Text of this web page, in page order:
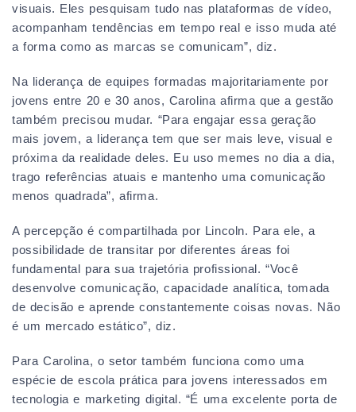
visuais. Eles pesquisam tudo nas plataformas de vídeo,
acompanham tendências em tempo real e isso muda até
a forma como as marcas se comunicam”, diz.
Na liderança de equipes formadas majoritariamente por
jovens entre 20 e 30 anos, Carolina afirma que a gestão
também precisou mudar. “Para engajar essa geração
mais jovem, a liderança tem que ser mais leve, visual e
próxima da realidade deles. Eu uso memes no dia a dia,
trago referências atuais e mantenho uma comunicação
menos quadrada”, afirma.
A percepção é compartilhada por Lincoln. Para ele, a
possibilidade de transitar por diferentes áreas foi
fundamental para sua trajetória profissional. “Você
desenvolve comunicação, capacidade analítica, tomada
de decisão e aprende constantemente coisas novas. Não
é um mercado estático”, diz.
Para Carolina, o setor também funciona como uma
espécie de escola prática para jovens interessados em
tecnologia e marketing digital. “É uma excelente porta de